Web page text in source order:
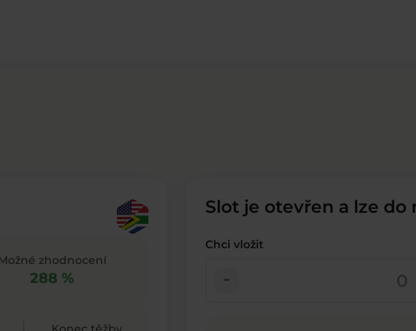
Možné zhodnocení
288 %
Slot je otevřen a lze do
Chci vložit
check_indeterminate_small